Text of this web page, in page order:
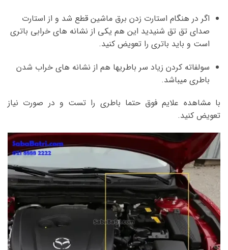
اگر در هنگام استارت زدن برق ماشین قطع شد و از استارت
صدای تق تق شنیدید این هم یکی از نشانه های خرابی باتری
است و باید باتری را تعویض کنید.
سولفاته کردن زیاد سر باطریها هم از نشانه های خراب شدن
باطری میباشد.
با مشاهده علایم فوق حتما باطری را تست و در صورت نیاز
تعویض کنید.